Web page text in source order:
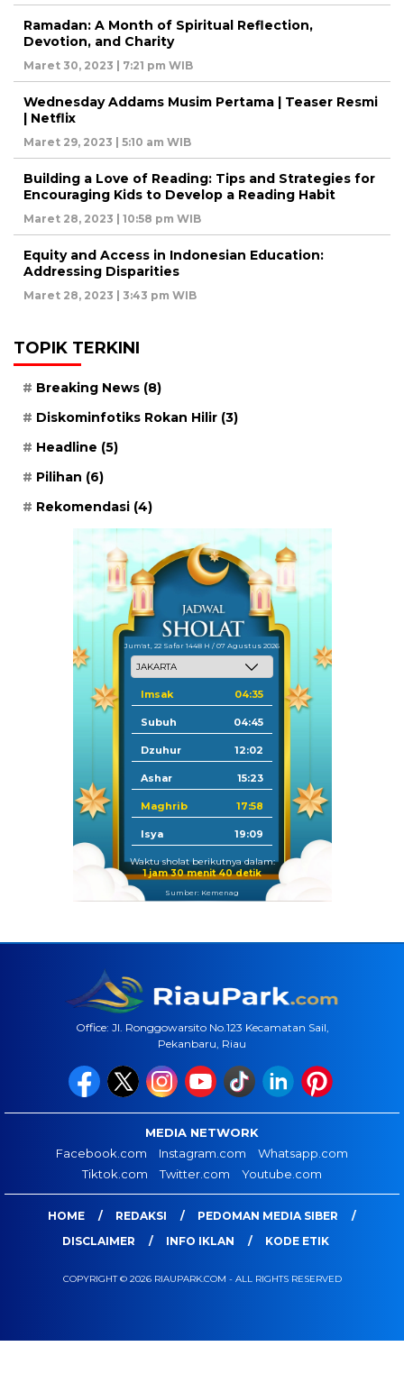
Ramadan: A Month of Spiritual Reflection,
Devotion, and Charity
Maret 30, 2023 | 7:21 pm WIB
Wednesday Addams Musim Pertama | Teaser Resmi
| Netflix
Maret 29, 2023 | 5:10 am WIB
Building a Love of Reading: Tips and Strategies for
Encouraging Kids to Develop a Reading Habit
Maret 28, 2023 | 10:58 pm WIB
Equity and Access in Indonesian Education:
Addressing Disparities
Maret 28, 2023 | 3:43 pm WIB
TOPIK TERKINI
Breaking News (8)
Diskominfotiks Rokan Hilir (3)
Headline (5)
Pilihan (6)
Rekomendasi (4)
Jum'at, 22 Safar 1448 H / 07 Agustus 2026
Imsak 04:35
Subuh 04:45
Dzuhur 12:02
Ashar 15:23
Maghrib 17:58
Isya 19:09
Waktu sholat berikutnya dalam:
1 jam 30 menit 39 detik
Sumber: Kemenag
Office: Jl. Ronggowarsito No.123 Kecamatan Sail,
Pekanbaru, Riau
MEDIA NETWORK
Facebook.com
Instagram.com
Whatsapp.com
Tiktok.com
Twitter.com Youtube.com
HOME REDAKSI
PEDOMAN MEDIA SIBER
DISCLAIMER
INFO IKLAN KODE ETIK
COPYRIGHT © 2026 RIAUPARK.COM - ALL RIGHTS RESERVED